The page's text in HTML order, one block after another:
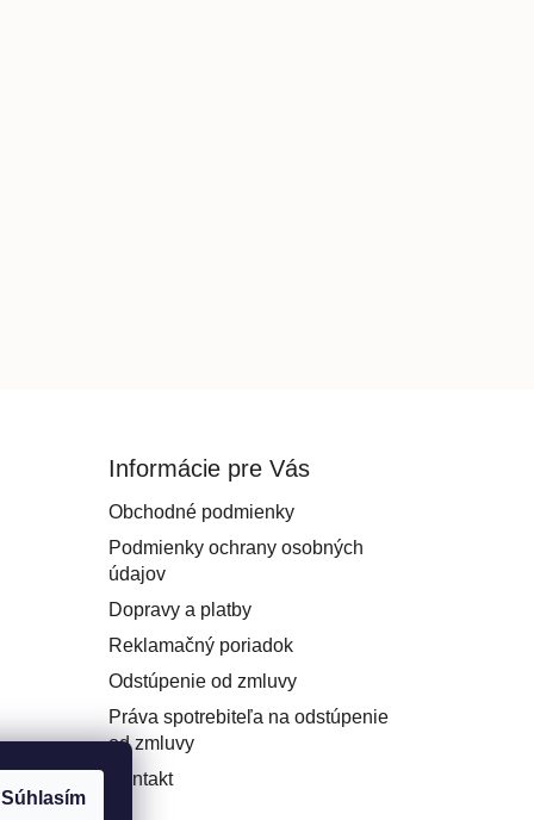
Súhlasím
Informácie pre Vás
Obchodné podmienky
Podmienky ochrany osobných
údajov
Dopravy a platby
Reklamačný poriadok
Odstúpenie od zmluvy
Práva spotrebiteľa na odstúpenie
od zmluvy
Kontakt